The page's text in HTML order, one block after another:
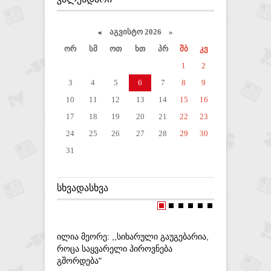
« აგვისტო 2026 »
ორ
სმ ოთ ხთ პრ შბ
კვ
1
2
3
4 5 6 7 8
9
10
11 12 13 14 15
16
17
18 19 20 21 22
23
24
25 26 27 28 29
30
31
ᲡᲮᲕᲐᲓᲐᲡᲮᲕᲐ
ᲘᲚᲘᲐ ᲛᲔᲝᲠᲔ: ,,ᲡᲘᲮᲐᲠᲣᲚᲘ ᲒᲐᲣᲒᲔᲑᲐᲠᲘᲐ,
ᲠᲝᲪᲐ ᲡᲐᲧᲕᲐᲠᲔᲚᲘ ᲞᲘᲠᲝᲕᲜᲔᲑᲐ
ᲒᲨᲝᲠᲓᲔᲑᲐ"